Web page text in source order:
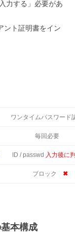
力する」必要があ
ント証明書をイン
ワンタイムパスワード
毎回必要
ID / passwd 入力後に
ブロック ✖
本構成